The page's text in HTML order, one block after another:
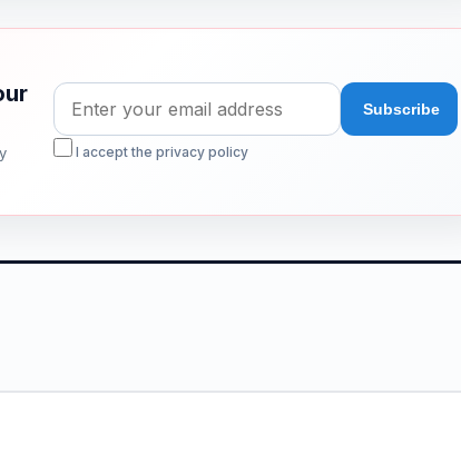
I accept the privacy policy